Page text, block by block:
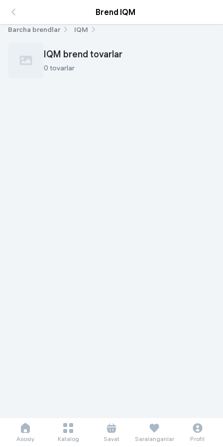
Brend IQM
Barcha brendlar IQM
IQM brend tovarlar
0 tovarlar
Asosiy Katalog Savat Saralanganlar Profil